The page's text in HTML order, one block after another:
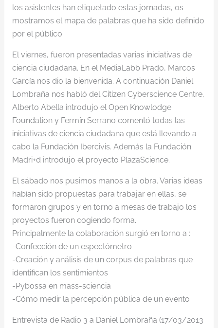
los asistentes han etiquetado estas jornadas, os
mostramos el mapa de palabras que ha sido definido
por el público.
El viernes, fueron presentadas varias iniciativas de
ciencia ciudadana. En el MediaLabb Prado, Marcos
García nos dio la bienvenida. A continuación Daniel
Lombraña nos habló del Citizen Cyberscience Centre,
Alberto Abella introdujo el Open Knowlodge
Foundation y Fermín Serrano comentó todas las
iniciativas de ciencia ciudadana que está llevando a
cabo la Fundación Ibercivis. Además la Fundación
Madri+d introdujo el proyecto PlazaScience.
El sábado nos pusimos manos a la obra. Varias ideas
habían sido propuestas para trabajar en ellas, se
formaron grupos y en torno a mesas de trabajo los
proyectos fueron cogiendo forma.
Principalmente la colaboración surgió en torno a :
-Confección de un espectómetro
-Creación y análisis de un corpus de palabras que
identifican los sentimientos
-Pybossa en mass-sciencia
-Cómo medir la percepción pública de un evento
Entrevista de Radio 3 a Daniel Lombraña (17/03/2013